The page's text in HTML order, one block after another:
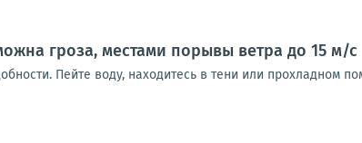
гроза, местами порывы ветра до 15 м/с
Пейте воду, находитесь в тени или прохладном